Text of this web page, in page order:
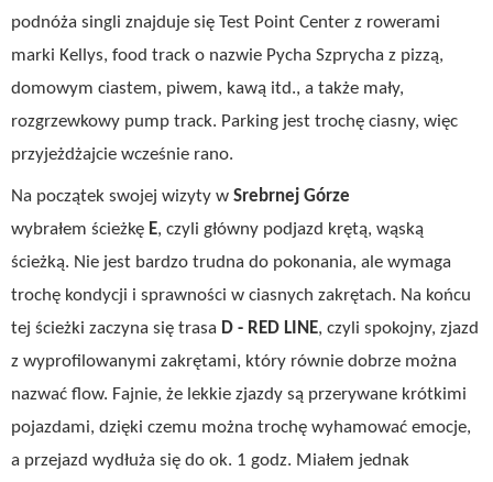
podnóża singli znajduje się Test Point Center z rowerami
marki Kellys, food track o nazwie Pycha Szprycha z pizzą,
domowym ciastem, piwem, kawą itd., a także mały,
rozgrzewkowy pump track. Parking jest trochę ciasny, więc
przyjeżdżajcie wcześnie rano.
Na początek swojej wizyty w Srebrnej Górze
wybrałem ścieżkę E, czyli główny podjazd krętą, wąską
ścieżką. Nie jest bardzo trudna do pokonania, ale wymaga
trochę kondycji i sprawności w ciasnych zakrętach. Na końcu
tej ścieżki zaczyna się trasa D - RED LINE, czyli spokojny, zjazd
z wyprofilowanymi zakrętami, który równie dobrze można
nazwać flow. Fajnie, że lekkie zjazdy są przerywane krótkimi
pojazdami, dzięki czemu można trochę wyhamować emocje,
a przejazd wydłuża się do ok. 1 godz. Miałem jednak